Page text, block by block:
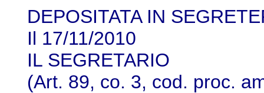
DEPOSITATA IN
Il 17/11/2010
IL SEGRETARIO
(Art. 89, co. 3, cod. proc.